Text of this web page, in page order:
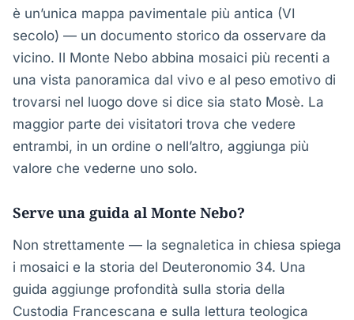
è un’unica mappa pavimentale più antica (VI
secolo) — un documento storico da osservare da
vicino. Il Monte Nebo abbina mosaici più recenti a
una vista panoramica dal vivo e al peso emotivo di
trovarsi nel luogo dove si dice sia stato Mosè. La
maggior parte dei visitatori trova che vedere
entrambi, in un ordine o nell’altro, aggiunga più
valore che vederne uno solo.
Serve una guida al Monte Nebo?
Non strettamente — la segnaletica in chiesa spiega
i mosaici e la storia del Deuteronomio 34. Una
guida aggiunge profondità sulla storia della
Custodia Francescana e sulla lettura teologica